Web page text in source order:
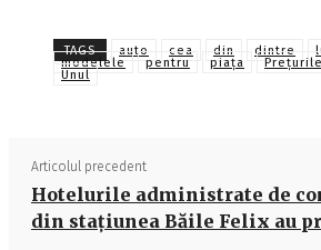
TAGS auto cea din dintre
modelele
pentru piața Preţurile
Unul
Articolul precedent
Hotelurile administrate de
din staţiunea Băile Felix au